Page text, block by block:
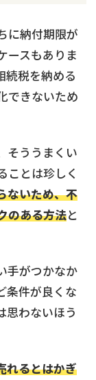
に納付期限が
ースもありま
続税を納める
できないため
そううまくい
ことは珍しく
ないため、不
のある方法と
手がつかなか
条件が良くな
思わないほう
れるとはかぎ